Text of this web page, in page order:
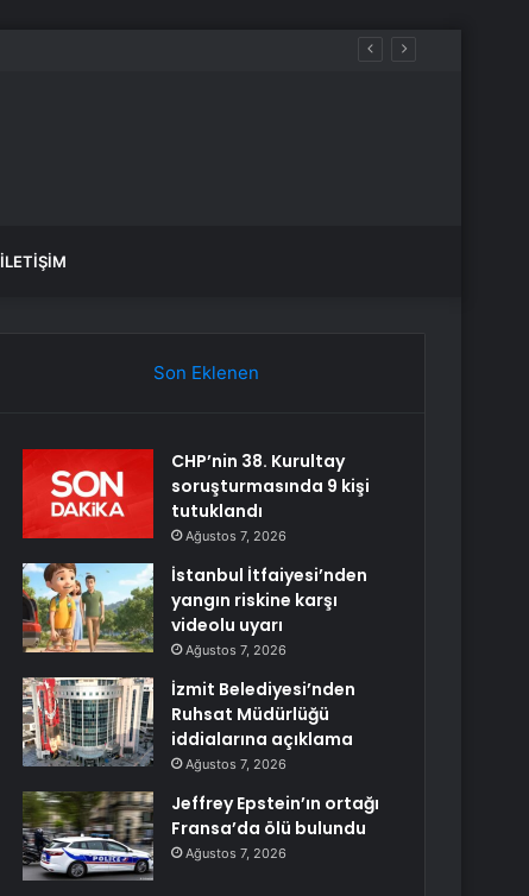
İLETIŞIM
Son Eklenen
CHP’nin 38. Kurultay
soruşturmasında 9 kişi
tutuklandı
Ağustos 7, 2026
İstanbul İtfaiyesi’nden
yangın riskine karşı
videolu uyarı
Ağustos 7, 2026
İzmit Belediyesi’nden
Ruhsat Müdürlüğü
iddialarına açıklama
Ağustos 7, 2026
Jeffrey Epstein’ın ortağı
Fransa’da ölü bulundu
Ağustos 7, 2026